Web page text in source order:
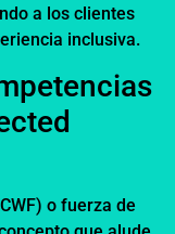
a los clientes
inclusiva.
o fuerza de